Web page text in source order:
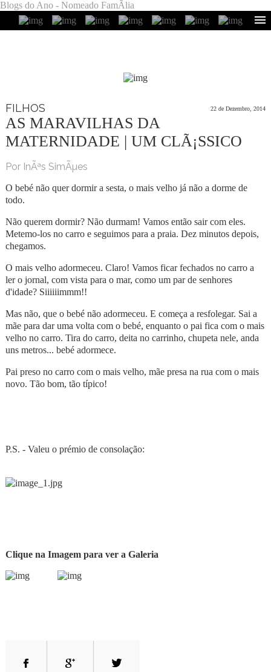
Blogs do Ano - Nomeado FamÃ­lia
FILHOS 22 de Dezembro, 2014
AS MARAVILHAS DA
MATERNIDADE | UM CLÃ¡SSICO
Por InÃªs SimÃµes
O bebé não quer dormir a sesta, o mais velho já não a dorme de
todo.
Não querem dormir? Não durmam! Vamos então sair com eles.
Metemo-los no carro e seguimos para a praia. Dez minutos depois,
chegamos.
O mais velho adormeceu. Claro! Vamos ficar fechados no carro a
ler o jornal, com vista para o mar, como um par de senhores
d'idade? Siiiiiimmm!!
Mas não, que o bebé não adormeceu. E começa a resfolegar. Sai a
mãe para dar uma volta com o bebé, enquanto o pai fica com o mais
velho no carro. Tira do carro, deita no carrinho, chupeta nele, anda
uns metros... bebé adormece.
Pai preso no carro com o mais velho, mãe presa na rua com o mais
novo. Tão bom, tão típico!
P.S. - Valeu o prémio de consolação:
Clique na Imagem para ver a Galeria